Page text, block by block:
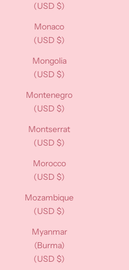
(USD $)
Monaco
(USD $)
Mongolia
(USD $)
Montenegro
(USD $)
Montserrat
(USD $)
Morocco
(USD $)
Mozambique
(USD $)
Myanmar
(Burma)
(USD $)